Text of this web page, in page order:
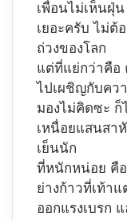
เพื่อนไม่เห็นฝุ่
เยอะครับ ไม่ต้
ถ่วงของโลก
แต่ที่แย่กว่าคือ
ไปเผชิญกับคว
มองไม่คิดซะ
เหนื่อยแสนสา
เย็นนัก
ที่หนักหน่อย คือ
ย่างก้าวที่เท้า
ออกแรงเบรก